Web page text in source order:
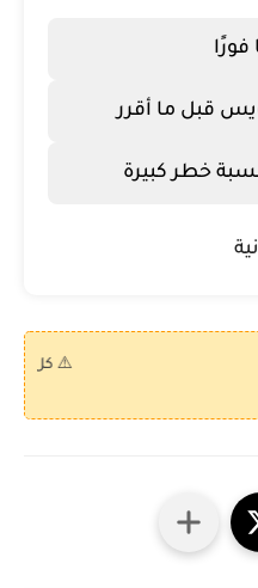
فورًا
قبل ما أقرر
خطر كبيرة
⚠️ كل